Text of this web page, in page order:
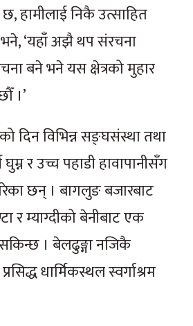
हामीलाई निकै उत्साहित
‘यहाँ अझै थप संरचना
बने भने यस क्षेत्रको मुहार
।’
दिन विभिन्न सङ्घसंस्था तथा
घुम्न र उच्च पहाडी हावापानीसँग
छन् । बागलुङ बजारबाट
र म्याग्दीको बेनीबाट एक
सकिन्छ । बेलढुङ्गा नजिकै
धार्मिकस्थल स्वर्गाश्रम